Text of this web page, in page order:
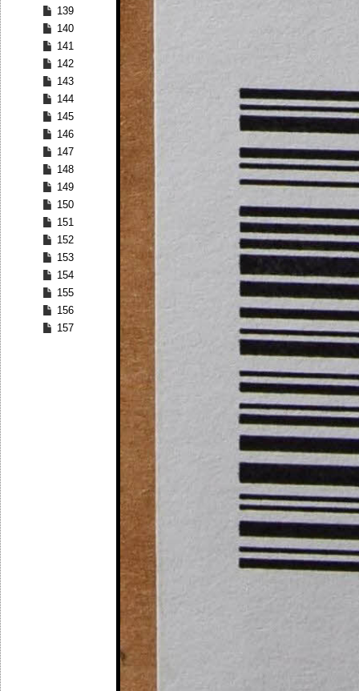
139
140
141
142
143
144
145
146
147
148
149
150
151
152
153
154
155
156
157